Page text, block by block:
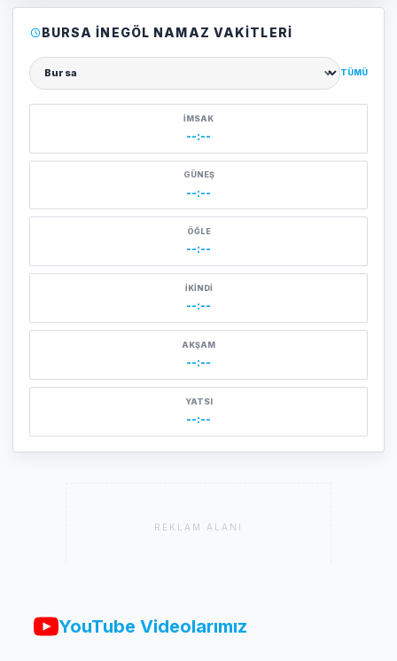
BURSA İNEGÖL NAMAZ VAKITLERI
Şehir seçin
TÜMÜ
İMSAK
--:--
GÜNEŞ
--:--
ÖĞLE
--:--
İKINDI
--:--
AKŞAM
--:--
YATSI
--:--
REKLAM ALANI
YouTube Videolarımız